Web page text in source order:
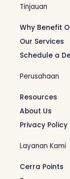
Tinjauan
Why Benefit
Our Services
Schedule a
Perusahaan
Resources
About Us
Privacy Policy
Layanan Kami
Cerra Points